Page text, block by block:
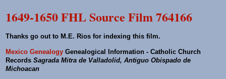
1649-1650 FHL Source Film 764166
Thanks go out to M.E. Rios for indexing this film.
Mexico Genealogy Genealogical Information - Catholic Church
Records Sagrada Mitra de Valladolid, Antiguo Obispado de
Michoacan